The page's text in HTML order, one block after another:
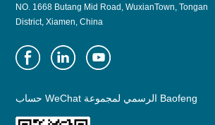
NO. 1668 Butang Mid Road, WuxianTown, Tongan
District, Xiamen, China
حساب WeChat الرسمي لمجموعة Baofeng